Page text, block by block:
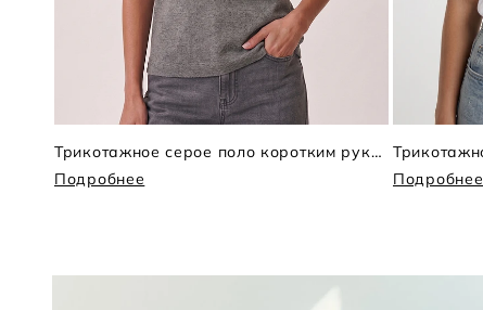
Трикотажное серое поло коротким рукавом
Подробнее
Подробнее